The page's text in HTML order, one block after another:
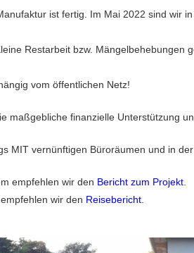
ist fertig. Im Mai 2022 sind wir
Restarbeit bzw.
vom öffentlichen Netz!
maßgebliche finanzielle Unterstützung
MIT vernünftigen Büroräumen und in
empfehlen wir den Bericht zum Projekt
wir den Reisebericht